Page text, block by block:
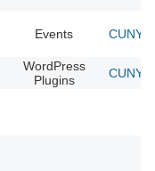
Events CUNY
WordPress
Plugins
CUNY